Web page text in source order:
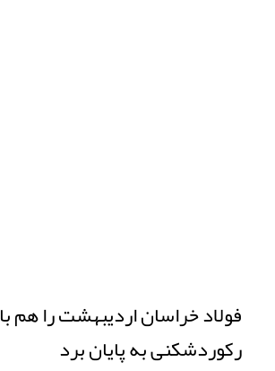
فولاد خراسان اردیبهشت را هم با
رکوردشکنی به پایان برد